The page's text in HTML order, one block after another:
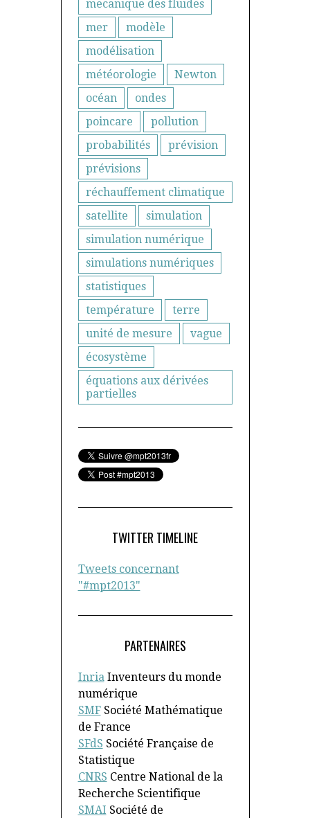
mecanique des fluides
mer
modèle
modélisation
météorologie
Newton
océan
ondes
poincare
pollution
probabilités
prévision
prévisions
réchauffement climatique
satellite
simulation
simulation numérique
simulations numériques
statistiques
température
terre
unité de mesure
vague
écosystème
équations aux dérivées
partielles
TWITTER TIMELINE
Tweets concernant
"#mpt2013"
PARTENAIRES
InriaInventeurs du monde
numérique
SMFSociété Mathématique
de France
SFdS Société Française de
Statistique
CNRS Centre National de la
Recherche Scientifique
SMAI Société de